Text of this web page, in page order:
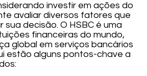
investir em ações do
avaliar diversos fatores que
sua decisão. O HSBC é uma
financeiras do mundo,
global em serviços bancários
estão alguns pontos-chave a